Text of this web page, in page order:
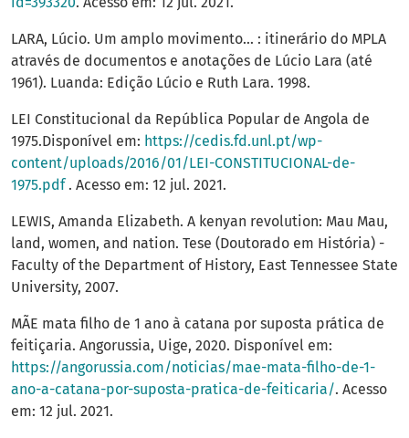
LARA, Lúcio. Um amplo movimento… : itinerário do MPLA
através de documentos e anotações de Lúcio Lara (até
1961). Luanda: Edição Lúcio e Ruth Lara. 1998.
LEI Constitucional da República Popular de Angola de
1975.Disponível em: https://cedis.fd.unl.pt/wp-
content/uploads/2016/01/LEI-CONSTITUCIONAL-de-
1975.pdf. Acesso em: 12 jul. 2021.
LEWIS, Amanda Elizabeth. A kenyan revolution: Mau Mau,
land, women, and nation. Tese (Doutorado em História) -
Faculty of the Department of History, East Tennessee State
University, 2007.
MÃE mata filho de 1 ano à catana por suposta prática de
feitiçaria. Angorussia, Uige, 2020. Disponível em:
https://angorussia.com/noticias/mae-mata-filho-de-1-
ano-a-catana-por-suposta-pratica-de-feiticaria/. Acesso
em: 12 jul. 2021.